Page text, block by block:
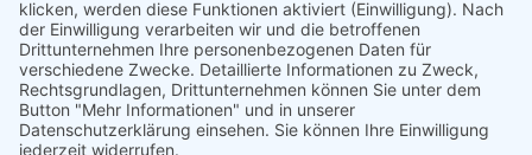
Automatische Protokollierung: Entgeltrelevante Änderungen
erkennt das System automatisch und protokolliert diese in der
App Lohndatenexport
Integrierte Wiedervorlage: nur relevante Daten bis zu einem
ausgewählten Stichtag werden exportiert
Weniger Verwaltungsaufwand: Schnelle Datenübertragung an
das Entgelt-Team